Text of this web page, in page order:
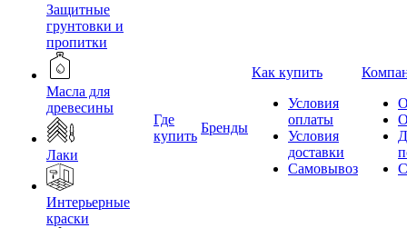
Защитные
грунтовки и
пропитки
Масла для
древесины
Лаки
Интерьерные
краски
Где
купить
Бренды
Как купить
Условия
оплаты
Условия
доставки
Самовывоз